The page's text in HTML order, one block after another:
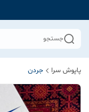
جستجو
پاپوش سرا جردن